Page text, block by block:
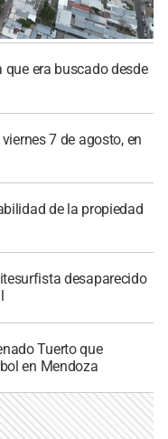
era buscado desde
7 de agosto, en
de la propiedad
desaparecido
Tuerto que
en Mendoza